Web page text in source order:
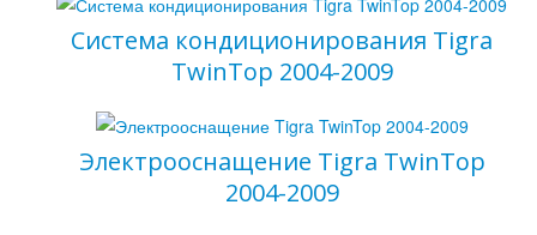
Система кондиционирования Tigra
TwinTop 2004-2009
Электрооснащение Tigra TwinTop
2004-2009